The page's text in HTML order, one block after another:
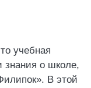
учебная
знания о школе,
В этой